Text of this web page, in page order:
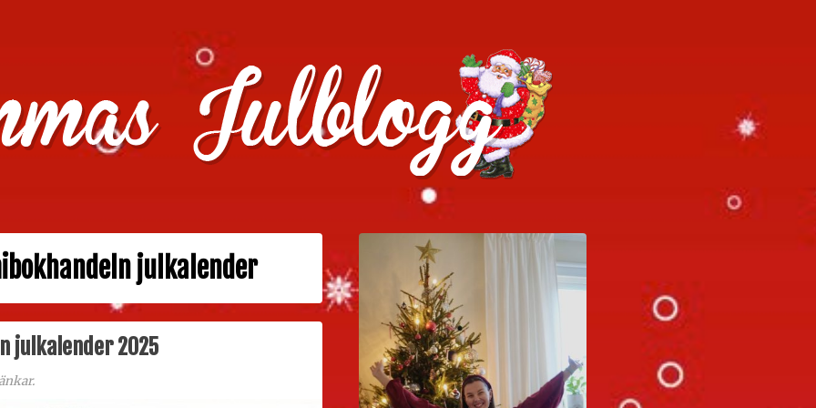
julklappstips, julkalendrar, adventskalendrar , julpyssel och julrecept!
julkalender
julkalender 2025